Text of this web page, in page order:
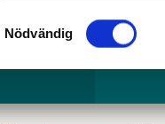
Samtyckesval
Nödvändig